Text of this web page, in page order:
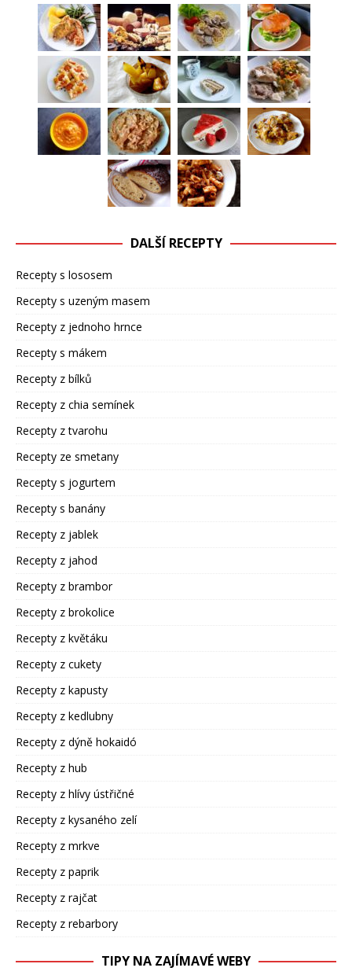
DALŠÍ RECEPTY
Recepty s lososem
Recepty s uzeným masem
Recepty z jednoho hrnce
Recepty s mákem
Recepty z bílků
Recepty z chia semínek
Recepty z tvarohu
Recepty ze smetany
Recepty s jogurtem
Recepty s banány
Recepty z jablek
Recepty z jahod
Recepty z brambor
Recepty z brokolice
Recepty z květáku
Recepty z cukety
Recepty z kapusty
Recepty z kedlubny
Recepty z dýně hokaidó
Recepty z hub
Recepty z hlívy ústřičné
Recepty z kysaného zelí
Recepty z mrkve
Recepty z paprik
Recepty z rajčat
Recepty z rebarbory
TIPY NA ZAJÍMAVÉ WEBY